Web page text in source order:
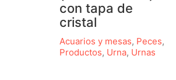
con tapa de
cristal
Acuarios y mesas, Peces,
Productos, Urna, Urnas